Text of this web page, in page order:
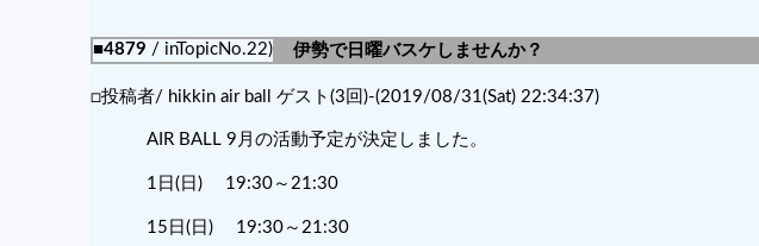
■4879 / inTopicNo.22)
伊勢で日曜バスケしませんか？
□投稿者/ hikkin air ball ゲスト(3回)-(2019/08/31(Sat) 22:34:37)
AIR BALL 9月の活動予定が決定しました。
1日(日) 19:30～21:30
15日(日) 19:30～21:30